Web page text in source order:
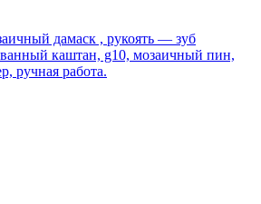
дамаск , рукоять — зуб
каштан, g10, мозаичный пин,
ручная работа.